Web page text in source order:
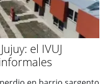
el IVUJ